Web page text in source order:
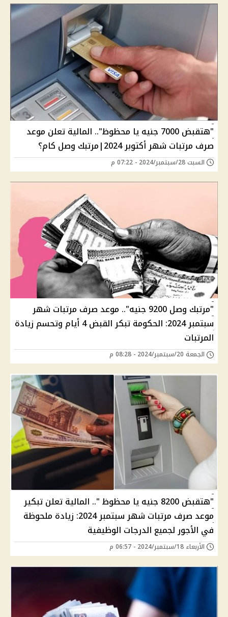
"هتقبض 7000 جنيه يا محظوظ".. المالية تعلن موعد
صرف مرتبات شهر أكتوبر 2024|مرتبك وصل كام؟
السبت 28/سبتمبر/2024 - 07:22 م
"مرتبك وصل 9200 جنيه".. موعد صرف مرتبات شهر
سبتمبر 2024: الحكومة تبكر القبض 4 أيام وتحسم زيادة
المرتبات
الجمعة 20/سبتمبر/2024 - 08:28 م
"هتقبض 8200 جنيه يا محظوظ ".. المالية تعلن تبكير
موعد صرف مرتبات شهر سبتمبر 2024: زيادة ملحوظة
في الأجور لجميع الدرجات الوظيفية
الأربعاء 18/سبتمبر/2024 - 06:57 م